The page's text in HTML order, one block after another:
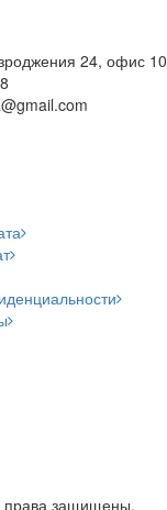
24, офис 10
права защищены.